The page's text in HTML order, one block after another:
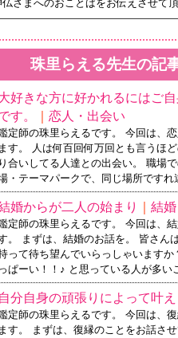
さまへのおことばをお伝えさせて
珠里らえる先生の記
好きな方に好かれるにはご
す。
｜恋人・出会い
定師の珠里らえるです。 今回は、
ます。 人は何百回何万回とも言うほ
り合いしてる人達との出会い。 職場
・テーマパークで、同じ場所です
婚からが二人の始まり ｜結
定師の珠里らえるです。 今回は、
。 まずは、結婚のお話を。 皆さん
って待ち望んでいらっしゃいます
っぱーい！！♪ と思っている人が多
自分自身の頑張りによって叶
定師の珠里らえるです。 今回は、
ます。 まずは、復縁のことをお話さ